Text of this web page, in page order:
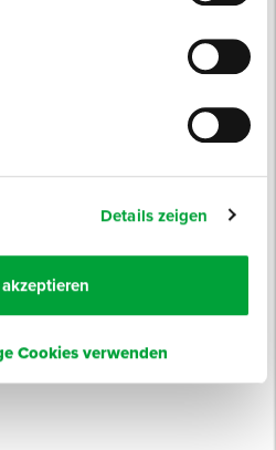
Details zeigen
Cookies verwenden
Siliciumcarbid.
eignet sich zur schonenden
eine trockene Grundreinigung